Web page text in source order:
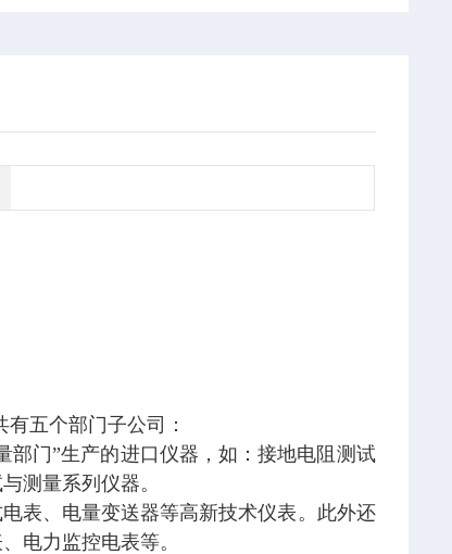
五个部门子公司：
门”生产的进口仪器，如：接地电阻测试
测量系列仪器。
表、电量变送器等高新技术仪表。此外还
电力监控电表等。